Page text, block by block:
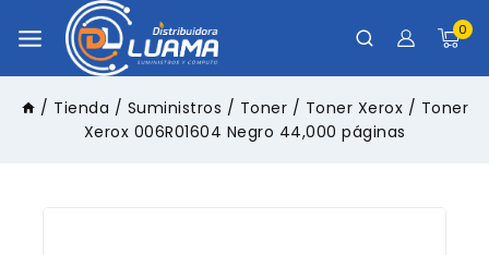
0
/ Tienda / Suministros / Toner / Toner Xerox / Toner
Xerox 006R01604 Negro 44,000 páginas